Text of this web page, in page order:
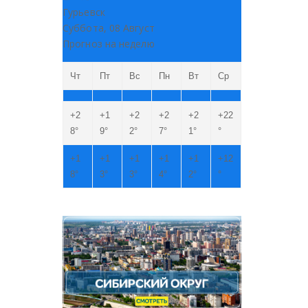
Гурьевск
Суббота, 08 Август
Прогноз на неделю
Чт Пт Вс Пн Вт Ср
+2
8°
+1
9°
+2
2°
+2
7°
+2
1°
+22
°
+1
8°
+1
3°
+1
3°
+1
4°
+1
2°
+12
°